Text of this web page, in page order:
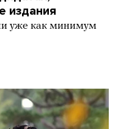
издания
уже как минимум